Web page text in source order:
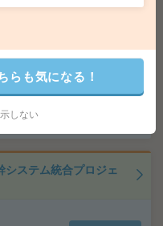
例】362,2
ービスあり
線 永田町
気になる!
ステム統合プロジェ
らも気になる！
しない